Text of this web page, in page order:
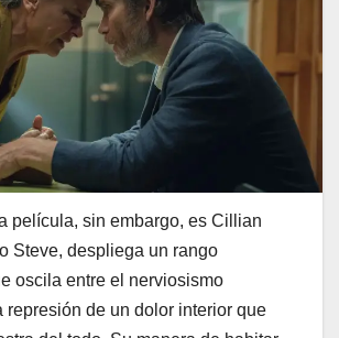
película, sin embargo, es Cillian
Steve, despliega un rango
oscila entre el nerviosismo
represión de un dolor interior que